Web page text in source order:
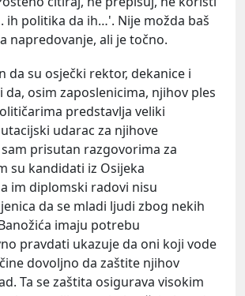
ih politika da ih…'. Nije možda baš
napredovanje, ali je točno.
da su osječki rektor, dekanice i
da, osim zaposlenicima, njihov ples
predstavlja veliki
udarac za njihove
prisutan razgovorima za
su kandidati iz Osijeka
im diplomski radovi nisu
da se mladi ljudi zbog nekih
imaju potrebu
pravdati ukazuje da oni koji vode
dovoljno da zaštite njihov
Ta se zaštita osigurava visokim